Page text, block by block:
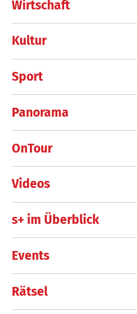
Wirtschaft
Kultur
Sport
Panorama
OnTour
Videos
s+ im Überblick
Events
Rätsel